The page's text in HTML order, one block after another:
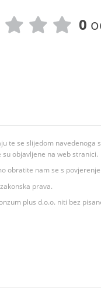
0
te se slijedom
objavljene na web stranici.
obratite nam se s
prava.
plus d.o.o. niti bez